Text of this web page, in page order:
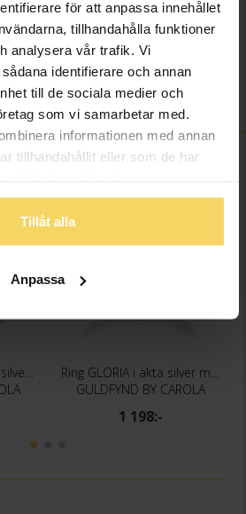
för att anpassa innehållet
tillhandahålla funktioner
analysera vår trafik. Vi
identifierare och annan
till de sociala medier och
som vi samarbetar med.
informationen med annan
tillhandahållit eller som de har
Tillåt alla
Anpassa
2,3
Guldfynd by Carola
Gloria
Silver,Rhodinerat
Kubisk Zirkonia
Creoler GLORIA i äkta silver med Kubisk Zirkonia
Ring GLORIA i äkta silver med Kubisk Zirkonia
GULDFYND BY CAROLA
1 198:-